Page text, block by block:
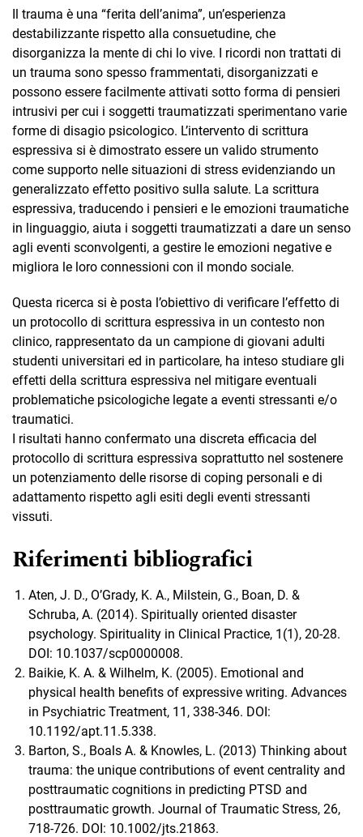
Il trauma è una “ferita dell’anima”, un’esperienza
destabilizzante rispetto alla consuetudine, che
disorganizza la mente di chi lo vive. I ricordi non trattati di
un trauma sono spesso frammentati, disorganizzati e
possono essere facilmente attivati sotto forma di pensieri
intrusivi per cui i soggetti traumatizzati sperimentano varie
forme di disagio psicologico. L’intervento di scrittura
espressiva si è dimostrato essere un valido strumento
come supporto nelle situazioni di stress evidenziando un
generalizzato effetto positivo sulla salute. La scrittura
espressiva, traducendo i pensieri e le emozioni traumatiche
in linguaggio, aiuta i soggetti traumatizzati a dare un senso
agli eventi sconvolgenti, a gestire le emozioni negative e
migliora le loro connessioni con il mondo sociale.
Questa ricerca si è posta l’obiettivo di verificare l’effetto di
un protocollo di scrittura espressiva in un contesto non
clinico, rappresentato da un campione di giovani adulti
studenti universitari ed in particolare, ha inteso studiare gli
effetti della scrittura espressiva nel mitigare eventuali
problematiche psicologiche legate a eventi stressanti e/o
traumatici.
I risultati hanno confermato una discreta efficacia del
protocollo di scrittura espressiva soprattutto nel sostenere
un potenziamento delle risorse di coping personali e di
adattamento rispetto agli esiti degli eventi stressanti
vissuti.
Riferimenti bibliografici
Aten, J. D., O’Grady, K. A., Milstein, G., Boan, D. &
Schruba, A. (2014). Spiritually oriented disaster
psychology. Spirituality in Clinical Practice, 1(1), 20-28.
DOI: 10.1037/scp0000008.
Baikie, K. A. & Wilhelm, K. (2005). Emotional and
physical health benefits of expressive writing. Advances
in Psychiatric Treatment, 11, 338-346. DOI:
10.1192/apt.11.5.338.
Barton, S., Boals A. & Knowles, L. (2013) Thinking about
trauma: the unique contributions of event centrality and
posttraumatic cognitions in predicting PTSD and
posttraumatic growth. Journal of Traumatic Stress, 26,
718-726. DOI: 10.1002/jts.21863.